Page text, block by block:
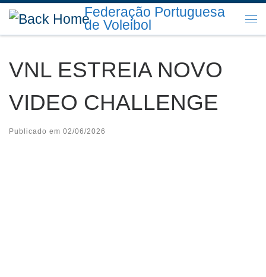
Skip to content Federação Portuguesa
de Voleibol
VNL ESTREIA NOVO
VIDEO CHALLENGE
Publicado em 02/06/2026